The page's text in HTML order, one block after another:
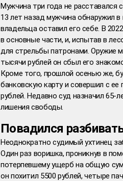
Мужчина три года не расставался
13 лет назад мужчина обнаружил
владельца оставил его себе. В
в основные части, и, испытав в
для стрельбы патронами. Оружие
тысячи рублей он сбыл его
Кроме того, прошлой осенью же,
банковскую карту и совершил с
рублей. Недавно суд назначил 65-
лишения свободы.
Повадился
Неоднократно судимый ухтинец
Один раз воришка, проникнув в
потерпевшему ущерб на общую
он похитил 5500 рублей, четыре